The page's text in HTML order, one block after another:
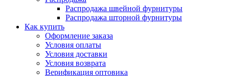
Распродажа швейной фурнитуры
Распродажа шторной фурнитуры
Как купить
Оформление заказа
Условия оплаты
Условия доставки
Условия возврата
Верификация оптовика